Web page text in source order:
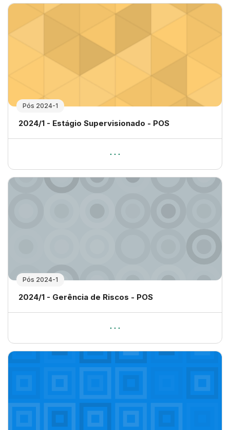
Pós 2024-1
Nome da disciplina
2024/1 - Estágio Supervisionado - POS
Pós 2024-1
Nome da disciplina
2024/1 - Gerência de Riscos - POS